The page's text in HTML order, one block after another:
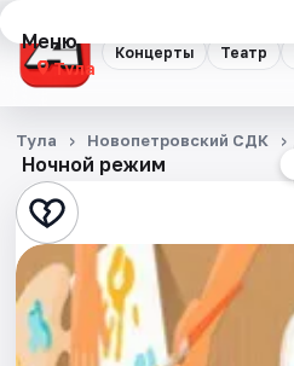
Концерты Театр
Меню
Тула
Концерты
Театр
Стендап
Выставки
Квесты
Ночной режим
Тула Новопетровский СДК